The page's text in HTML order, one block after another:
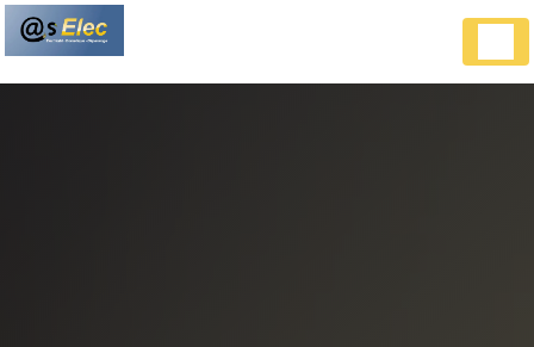
Panneau de gestion des cookies